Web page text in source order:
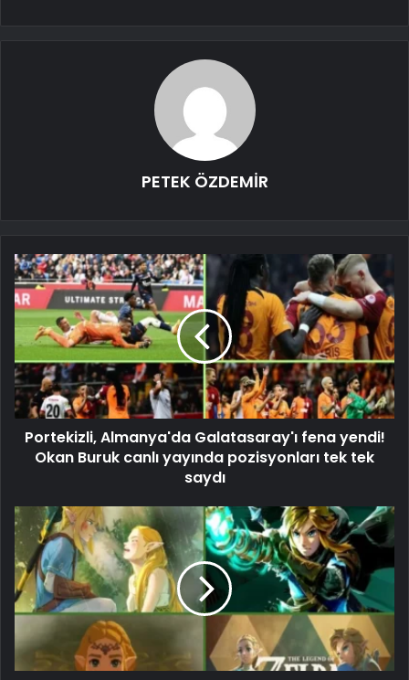
PETEK ÖZDEMİR
Portekizli, Almanya'da Galatasaray'ı fena yendi!
Okan Buruk canlı yayında pozisyonları tek tek
saydı